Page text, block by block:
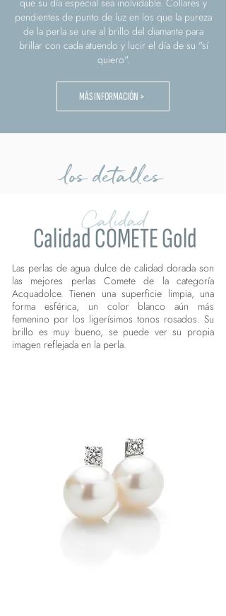
que su día especial sea inolvidable. Collares y
pendientes de punto de luz en los que la pureza
de la perla se une al brillo del diamante para
brillar con cada atuendo y lucir el día de su "sí
quiero".
MÁS INFORMACIÓN >
los detalles
Calidad
Calidad COMETE Gold
Las perlas de agua dulce de calidad dorada son
las mejores perlas Comete de la categoría
Acquadolce. Tienen una superficie limpia, una
forma esférica, un color blanco aún más
femenino por los ligerísimos tonos rosados. Su
brillo es muy bueno, se puede ver su propia
imagen reflejada en la perla.